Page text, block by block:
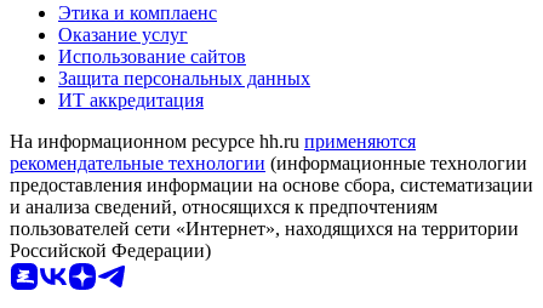
Этика и комплаенс
Оказание услуг
Использование сайтов
Защита персональных данных
ИТ аккредитация
На информационном ресурсе hh.ru применяются
рекомендательные технологии (информационные технологии
предоставления информации на основе сбора, систематизации
и анализа сведений, относящихся к предпочтениям
пользователей сети «Интернет», находящихся на территории
Российской Федерации)